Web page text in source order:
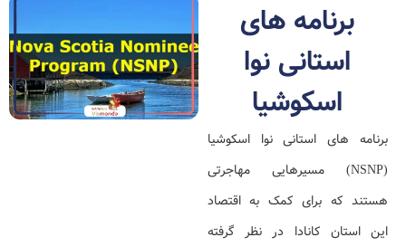
برنامه های
استانی نوا
اسکوشیا
برنامه های استانی نوا اسکوشیا
(NSNP) مسیرهایی مهاجرتی
هستند که برای کمک به اقتصاد
این استان کانادا در نظر گرفته